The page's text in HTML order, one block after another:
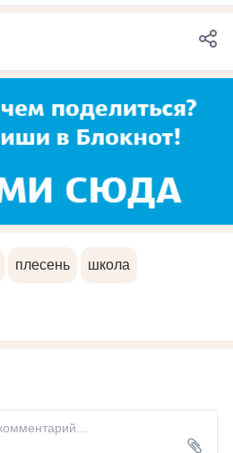
плесень школа